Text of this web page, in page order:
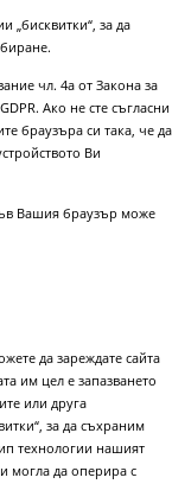
„бисквитки“, за да
чл. 4а от Закона за
Ако не сте съгласни
браузъра си така, че да
Ви
Вашия браузър може
да зареждате сайта
им цел е запазването
или друга
за да съхраним
технологии нашият
могла да оперира с